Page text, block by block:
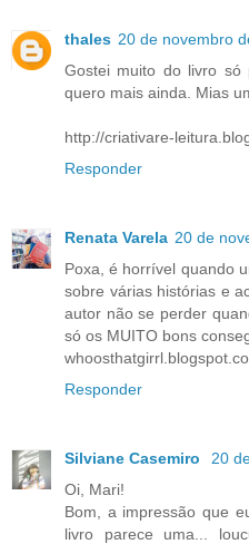
thales 20 de novembro
Gostei muito do livro só
quero mais ainda. Mias
http://criativare-
Responder
Renata Varela 20 de
Poxa, é horrível quando
sobre várias histórias e
autor não se perder
só os MUITO bons
Responder
Silviane Casemiro
20
Oi, Mari!
Bom, a impressão que
livro parece uma...